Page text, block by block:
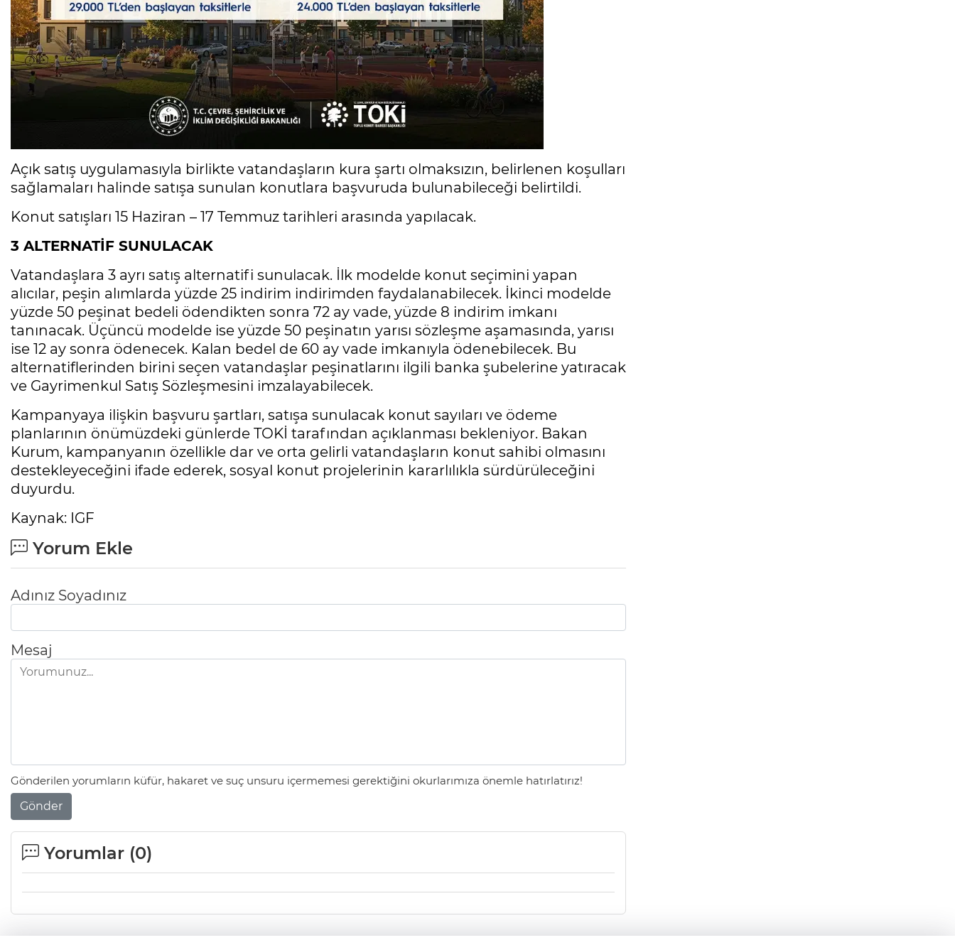
Açık satış uygulamasıyla birlikte vatandaşların kura şartı olmaksızın, belirlenen koşulları
sağlamaları halinde satışa sunulan konutlara başvuruda bulunabileceği belirtildi.
Konut satışları 15 Haziran – 17 Temmuz tarihleri arasında yapılacak.
3 ALTERNATİF SUNULACAK
Vatandaşlara 3 ayrı satış alternatifi sunulacak. İlk modelde konut seçimini yapan
alıcılar, peşin alımlarda yüzde 25 indirim indirimden faydalanabilecek. İkinci modelde
yüzde 50 peşinat bedeli ödendikten sonra 72 ay vade, yüzde 8 indirim imkanı
tanınacak. Üçüncü modelde ise yüzde 50 peşinatın yarısı sözleşme aşamasında, yarısı
ise 12 ay sonra ödenecek. Kalan bedel de 60 ay vade imkanıyla ödenebilecek. Bu
alternatiflerinden birini seçen vatandaşlar peşinatlarını ilgili banka şubelerine yatıracak
ve Gayrimenkul Satış Sözleşmesini imzalayabilecek.
Kampanyaya ilişkin başvuru şartları, satışa sunulacak konut sayıları ve ödeme
planlarının önümüzdeki günlerde TOKİ tarafından açıklanması bekleniyor. Bakan
Kurum, kampanyanın özellikle dar ve orta gelirli vatandaşların konut sahibi olmasını
destekleyeceğini ifade ederek, sosyal konut projelerinin kararlılıkla sürdürüleceğini
duyurdu.
Kaynak: IGF
Yorum Ekle
Adınız Soyadınız
Mesaj
Gönderilen yorumların küfür, hakaret ve suç unsuru içermemesi gerektiğini okurlarımıza önemle hatırlatırız!
Gönder
Yorumlar (0)